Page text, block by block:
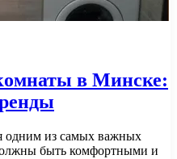
в Минске:
одним из самых важных
быть комфортными и